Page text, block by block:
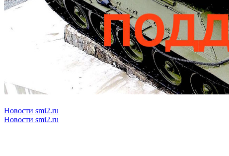
Новости smi2.ru
Новости smi2.ru